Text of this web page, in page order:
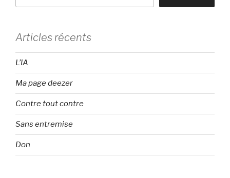
Articles récents
L’IA
Ma page deezer
Contre tout contre
Sans entremise
Don